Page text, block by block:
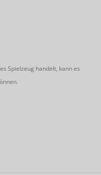
Spielzeug handelt, kann es